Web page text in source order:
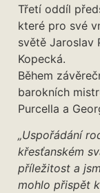
Třetí oddíl
které pro své
světě Jaroslav
Kopecká.
Během
barokních
Purcella a
„Uspořádání
křesťanském
příležitost a
mohlo přispět